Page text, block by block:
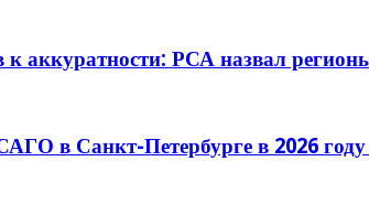
аккуратности: РСА назвал
в Санкт-Петербурге в 2026 году